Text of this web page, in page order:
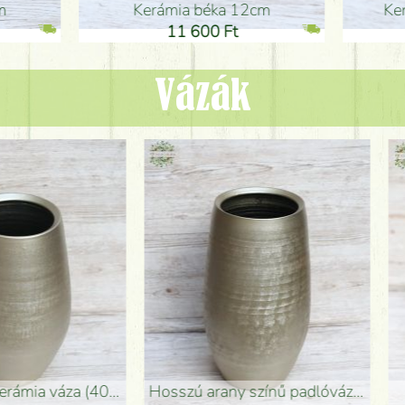
béka 12cm
600 Ft
Kerámia béka 12cm
11 600 Ft
Vázák
(50x29cm)
fekete design váza (15x20cm)